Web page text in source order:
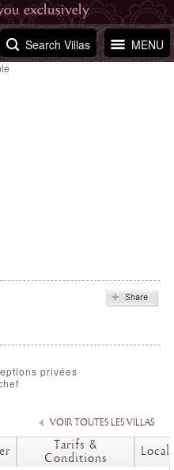
MENU
Search Villas
privées
VOIR TOUTES LES VILLAS
Tarifs &
Conditions